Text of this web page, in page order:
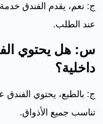
ج: نعم، يقدم الفندق
عند الطلب.
س: هل يحتوي
داخلية؟
ج: بالطبع، يحتوي
تناسب جميع الأذواق.